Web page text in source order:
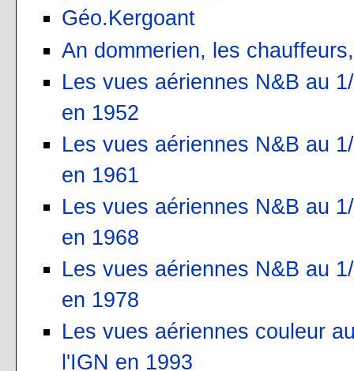
Géo.Kergoant
An dommerien, les
Les vues aériennes N&B au
en 1952
Les vues aériennes N&B au
en 1961
Les vues aériennes N&B au
en 1968
Les vues aériennes N&B au
en 1978
Les vues aériennes couleur
l'IGN en 1993